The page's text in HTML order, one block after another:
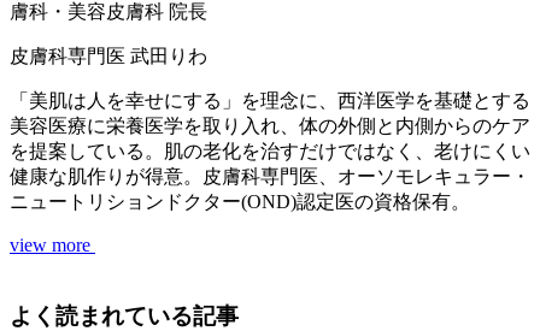
膚科・美容皮膚科 院長
皮膚科専門医 武田りわ
「美肌は人を幸せにする」を理念に、西洋医学を基礎とする
美容医療に栄養医学を取り入れ、体の外側と内側からのケア
を提案している。肌の老化を治すだけではなく、老けにくい
健康な肌作りが得意。皮膚科専門医、オーソモレキュラー・
ニュートリションドクター(OND)認定医の資格保有。
view more
よく読まれている記事